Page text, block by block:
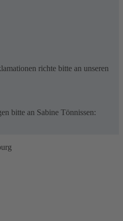
richte bitte an unseren
bitte an Sabine Tönnissen: